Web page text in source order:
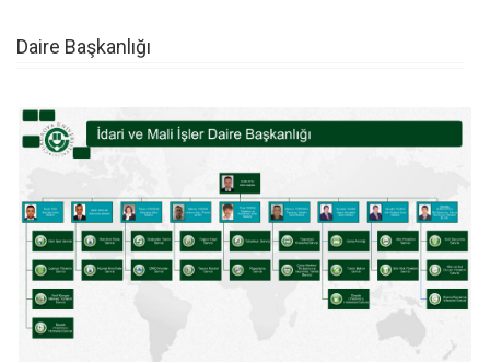
Daire Başkanlığı